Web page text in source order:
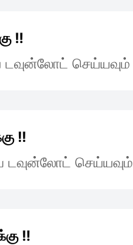
!!
செய்யவும்
!!
டவுன்லோட் செய்யவும்
!!